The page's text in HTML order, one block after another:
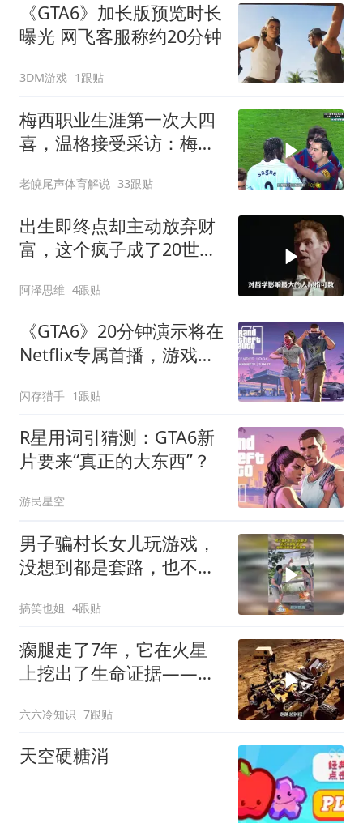
《GTA6》加长版预览时长
曝光 网飞客服称约20分钟
3DM游戏 1跟贴
梅西职业生涯第一次大四
喜，温格接受采访：梅西
员
老皢尾声体育解说 33跟贴
出生即终点却主动放弃财
富，这个疯子成了20世纪
阿泽思维 4跟贴
《GTA6》20分钟演示将在
Netflix专属首播，游戏展
闪存猎手 1跟贴
R星用词引猜测：GTA6新
片要来“真正的大东西”？
游民星空
男子骗村长女儿玩游戏，
没想到都是套路，也不怕
搞笑也姐 4跟贴
瘸腿走了7年，它在火星
上挖出了生命证据——勇
六六冷知识 7跟贴
天空硬糖消